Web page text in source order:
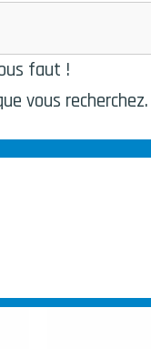
faut !
vous recherchez.